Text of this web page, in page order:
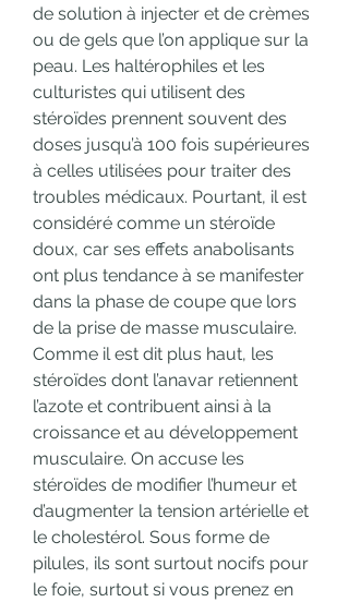
de solution à injecter et de crèmes
ou de gels que l’on applique sur la
peau. Les haltérophiles et les
culturistes qui utilisent des
stéroïdes prennent souvent des
doses jusqu’à 100 fois supérieures
à celles utilisées pour traiter des
troubles médicaux. Pourtant, il est
considéré comme un stéroïde
doux, car ses effets anabolisants
ont plus tendance à se manifester
dans la phase de coupe que lors
de la prise de masse musculaire.
Comme il est dit plus haut, les
stéroïdes dont l’anavar retiennent
l’azote et contribuent ainsi à la
croissance et au développement
musculaire. On accuse les
stéroïdes de modifier l’humeur et
d’augmenter la tension artérielle et
le cholestérol. Sous forme de
pilules, ils sont surtout nocifs pour
le foie, surtout si vous prenez en